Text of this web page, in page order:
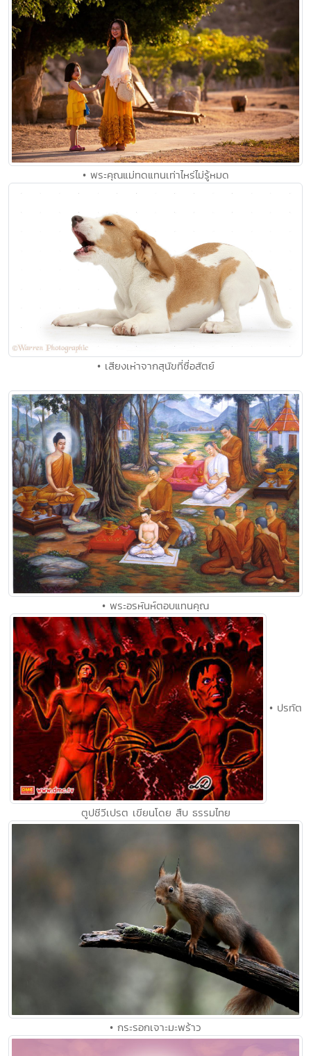
• พระคุณแม่ทดแทนเท่าไหร่ไม่รู้หมด
• เสียงเห่าจากสุนัขที่ซื่อสัตย์
• พระอรหันห์ตอบแทนคุณ
• ปรทัต
ตูปชีวีเปรต เขียนโดย สืบ ธรรมไทย
• กระรอกเจาะมะพร้าว